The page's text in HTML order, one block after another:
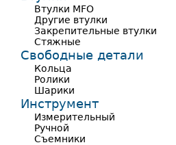
Втулки MFO
Другие втулки
Закрепительные втулки
Стяжные
Свободные детали
Кольца
Ролики
Шарики
Инструмент
Измерительный
Ручной
Съемники